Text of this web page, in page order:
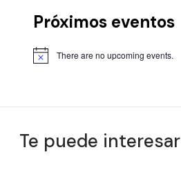
Próximos eventos
There are no upcoming events.
Te puede interesar